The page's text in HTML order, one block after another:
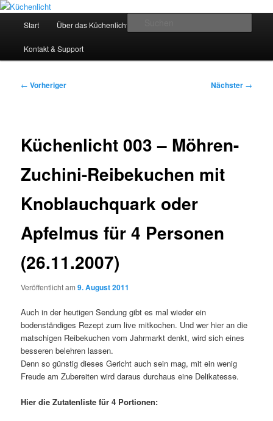
Zum
springenKüchenlicht
Der Mitkochpodcast
Start Über das Küchenlicht
Kontakt & Support
Beitragsnavigation
← Vorheriger Nächster →
Küchenlicht 003 – Möhren-
Zuchini-Reibekuchen mit
Knoblauchquark oder
Apfelmus für 4 Personen
(26.11.2007)
Veröffentlicht am9. August 2011
Auch in der heutigen Sendung gibt es mal wieder ein
bodenständiges Rezept zum live mitkochen. Und wer hier an die
matschigen Reibekuchen vom Jahrmarkt denkt, wird sich eines
besseren belehren lassen.
Denn so günstig dieses Gericht auch sein mag, mit ein wenig
Freude am Zubereiten wird daraus durchaus eine Delikatesse.
Hier die Zutatenliste für 4 Portionen: